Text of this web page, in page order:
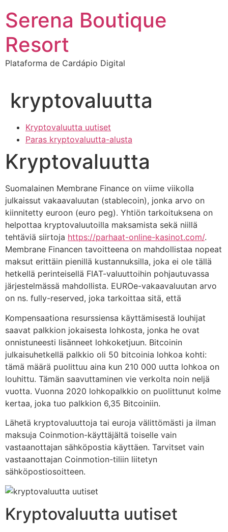
para
conteúdo
Serena Boutique
Resort
Plataforma de Cardápio Digital
kryptovaluutta
Kryptovaluutta uutiset
Paras kryptovaluutta-alusta
Kryptovaluutta
Suomalainen Membrane Finance on viime viikolla
julkaissut vakaavaluutan (stablecoin), jonka arvo on
kiinnitetty euroon (euro peg). Yhtiön tarkoituksena on
helpottaa kryptovaluutoilla maksamista sekä niillä
tehtäviä siirtoja https://parhaat-online-kasinot.com/.
Membrane Financen tavoitteena on mahdollistaa nopeat
maksut erittäin pienillä kustannuksilla, joka ei ole tällä
hetkellä perinteisellä FIAT-valuuttoihin pohjautuvassa
järjestelmässä mahdollista. EUROe-vakaavaluutan arvo
on ns. fully-reserved, joka tarkoittaa sitä, että
Kompensaationa resurssiensa käyttämisestä louhijat
saavat palkkion jokaisesta lohkosta, jonka he ovat
onnistuneesti lisänneet lohkoketjuun. Bitcoinin
julkaisuhetkellä palkkio oli 50 bitcoinia lohkoa kohti:
tämä määrä puolittuu aina kun 210 000 uutta lohkoa on
louhittu. Tämän saavuttaminen vie verkolta noin neljä
vuotta. Vuonna 2020 lohkopalkkio on puolittunut kolme
kertaa, joka tuo palkkion 6,35 Bitcoiniin.
Lähetä kryptovaluuttoja tai euroja välittömästi ja ilman
maksuja Coinmotion-käyttäjältä toiselle vain
vastaanottajan sähköpostia käyttäen. Tarvitset vain
vastaanottajan Coinmotion-tiliin liitetyn
sähköpostiosoitteen.
Kryptovaluutta uutiset